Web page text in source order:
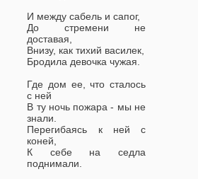
И между сабель и сапог,
До стремени не
доставая,
Внизу, как тихий василек,
Бродила девочка чужая.
Где дом ее, что сталось
с ней
В ту ночь пожара - мы не
знали.
Перегибаясь к ней с
коней,
К себе на седла
поднимали.